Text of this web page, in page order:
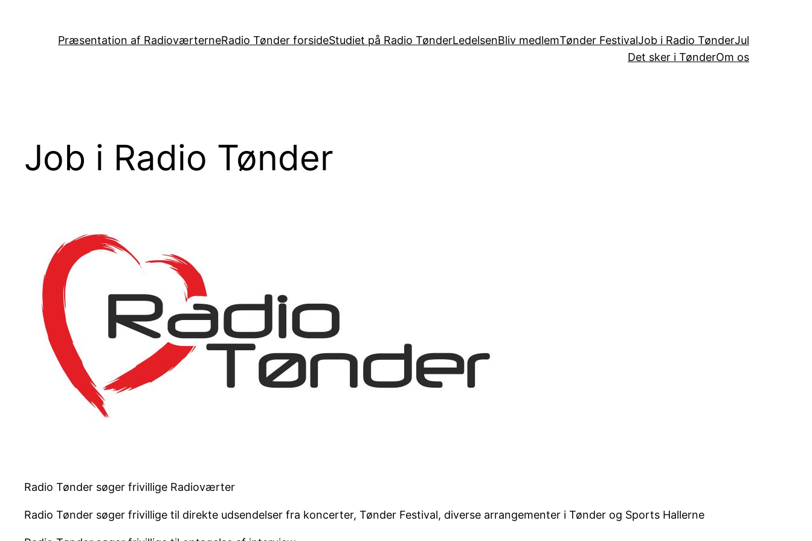
Præsentation af RadioværterneRadio Tønder forsideStudiet på Radio TønderLedelsenBliv medlemTønder FestivalJob i Radio TønderJul
Det sker i TønderOm os
Job i Radio Tønder
Radio Tønder søger frivillige Radioværter
Radio Tønder søger frivillige til direkte udsendelser fra koncerter, Tønder Festival, diverse arrangementer i Tønder og Sports Hallerne